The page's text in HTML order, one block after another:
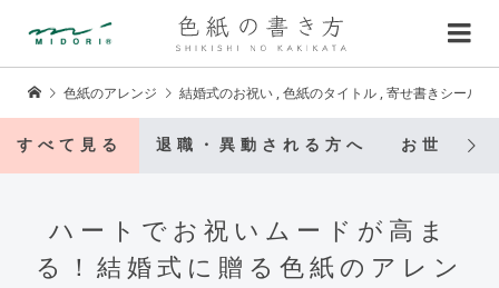
色紙のアレンジ 結婚式のお祝い ,色紙のタイトル ,寄せ書きシール
すべて見る 退職・異動される方へ お世話に
ハートでお祝いムードが高ま
る！結婚式に贈る色紙のアレン